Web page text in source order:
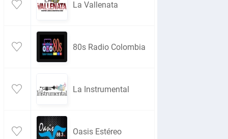
La Vallenata
80s Radio Colombia
La Instrumental
Oasis Estéreo